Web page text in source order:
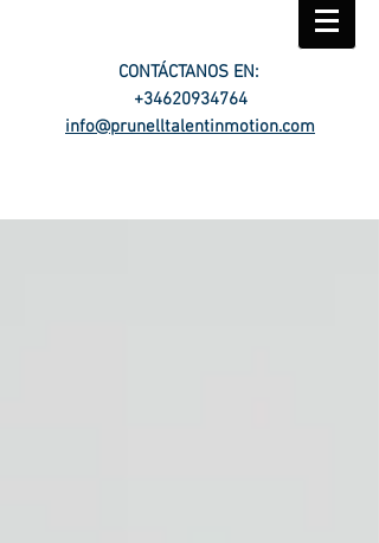
CONTÁCTANOS EN:
+34620934764
info@prunelltalentinmotion.com